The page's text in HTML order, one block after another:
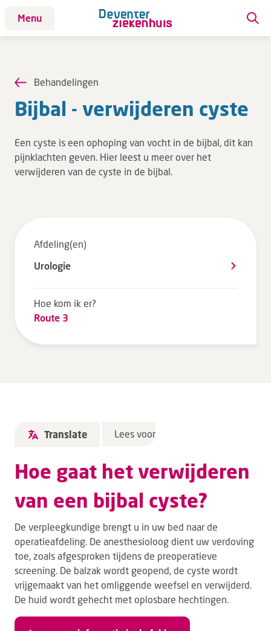
Menu
Patiënt
Afdelingen
Behandelingen
Bloedafname
Polikliniekbezoek
Specialisten
Uw ervaring telt
Uw gegevens
Wachttijden
Over ons
Verwijzers
MijnDZ
Behandelingen
Bijbal - ver­wij­de­ren cyste
Een cyste is een ophoping van vocht in de bijbal, dit kan
pijnklachten geven. Hier leest u meer over het
verwijderen van de cyste in de bijbal.
Afdeling(en)
Urologie
Hoe kom ik er?
Route 3
Translate Lees voor
Hoe gaat het verwijderen
van een bijbal cyste?
De verpleegkundige brengt u in uw bed naar de
operatieafdeling. De anesthesioloog dient uw verdoving
toe, zoals afgesproken tijdens de preoperatieve
screening. De balzak wordt geopend, de cyste wordt
vrijgemaakt van het omliggende weefsel en verwijderd.
De huid wordt gehecht met oplosbare hechtingen.